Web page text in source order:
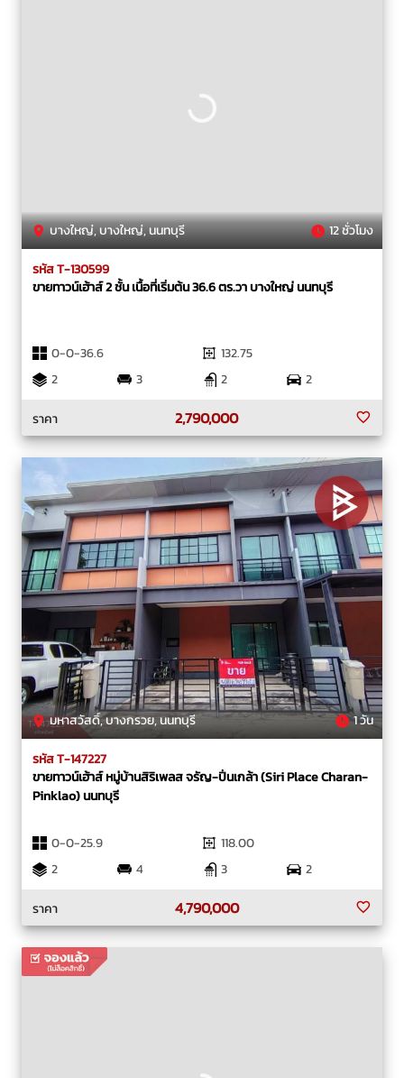
บางใหญ่, บางใหญ่, นนทบุรี 12 ชั่วโมง
รหัส T-130599
ขายทาวน์เฮ้าส์ 2 ชั้น เนื้อที่เริ่มต้น 36.6 ตร.วา บางใหญ่ นนทบุรี
0-0-36.6
132.75
2
3 2
2
ราคา
2,790,000
มหาสวัสดิ์, บางกรวย, นนทบุรี 1 วัน
รหัส T-147227
ขายทาวน์เฮ้าส์ หมู่บ้านสิริเพลส จรัญ-ปิ่นเกล้า (Siri Place Charan-
Pinklao) นนทบุรี
0-0-25.9
118.00
2
4 3
2
ราคา
4,790,000